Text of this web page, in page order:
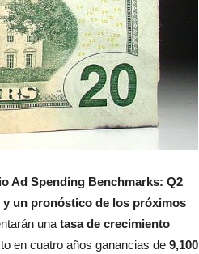
Ad Spending Benchmarks: Q2
un pronóstico de los próximos
una tasa de crecimiento
en cuatro años ganancias de 9,100